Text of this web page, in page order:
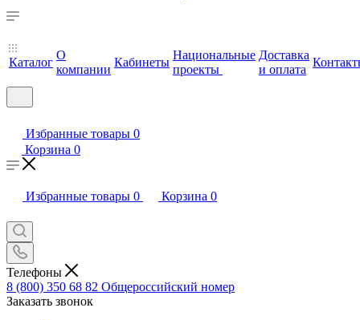
Каталог
О
компании
Кабинеты
Национальные
проекты
Доставка
и оплата
Избранные товары 0
Корзина 0
Избранные товары 0 Корзина 0
Телефоны
8 (800) 350 68 82 Общероссийский номер
Заказать звонок